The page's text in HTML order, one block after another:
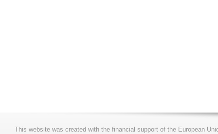
This website was created with the financial support of the European